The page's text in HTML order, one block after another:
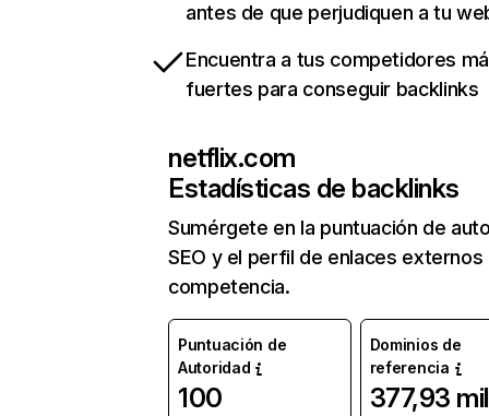
antes de que perjudiquen a tu
Encuentra a tus competidores
fuertes para conseguir backlinks
netflix.com
Estadísticas de backlinks
Sumérgete en la puntuación de
SEO y el perfil de enlaces externos
competencia.
Puntuación de
Autoridad
100
Dominios de
referencia
377,93 mil